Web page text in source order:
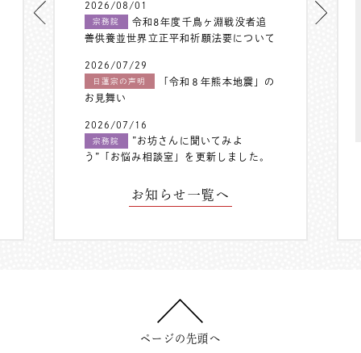
2026/08/01
宗務院
令和8年度千鳥ヶ淵戦没者追
善供養並世界立正平和祈願法要について
2026/07/29
日蓮宗の声明
「令和８年熊本地震」の
お見舞い
2026/07/16
宗務院
”お坊さんに聞いてみよ
う”「お悩み相談室」を更新しました。
お知らせ一覧へ
ページの先頭へ